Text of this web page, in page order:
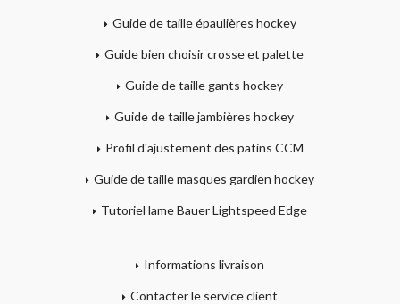
Guide de taille épaulières hockey
Guide bien choisir crosse et palette
Guide de taille gants hockey
Guide de taille jambières hockey
Profil d'ajustement des patins CCM
Guide de taille masques gardien hockey
Tutoriel lame Bauer Lightspeed Edge
Informations livraison
Contacter le service client